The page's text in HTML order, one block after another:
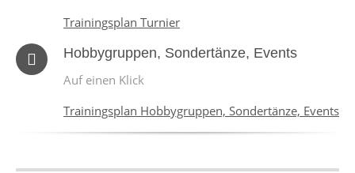
Trainingsplan Turnier
Hobbygruppen, Sondertänze, Events
Auf einen Klick
Trainingsplan Hobbygruppen, Sondertänze, Events